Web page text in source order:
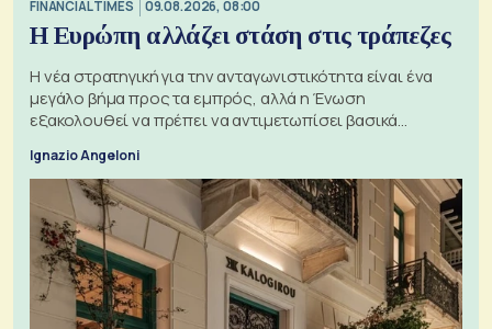
FINANCIAL TIMES 09.08.2026, 08:00
Η Ευρώπη αλλάζει στάση στις τράπεζες
Η νέα στρατηγική για την ανταγωνιστικότητα είναι ένα
μεγάλο βήμα προς τα εμπρός, αλλά η Ένωση
εξακολουθεί να πρέπει να αντιμετωπίσει βασικά
Ignazio Angeloni